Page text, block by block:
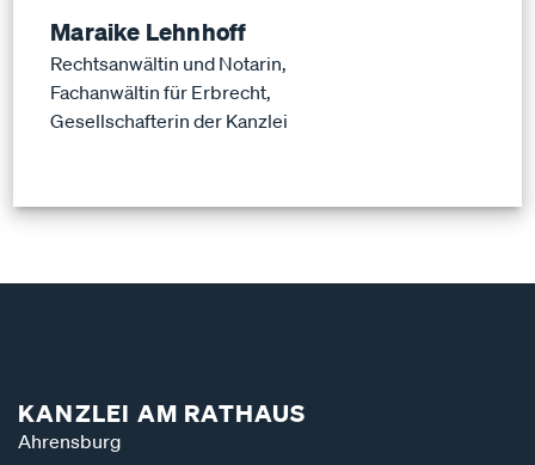
Maraike Lehnhoff
Rechtsanwältin und Notarin,
Fachanwältin für Erbrecht,
Gesellschafterin der Kanzlei
KANZLEI AM RATHAUS
Ahrensburg